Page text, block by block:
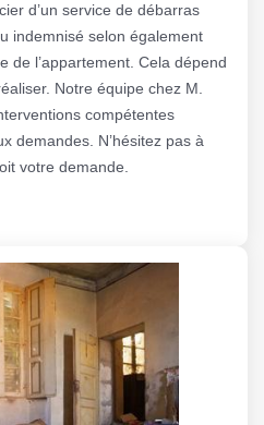
d’un service de débarras
indemnisé selon également
de l’appartement. Cela dépend
Notre équipe chez M.
compétentes
demandes. N’hésitez pas à
votre demande.